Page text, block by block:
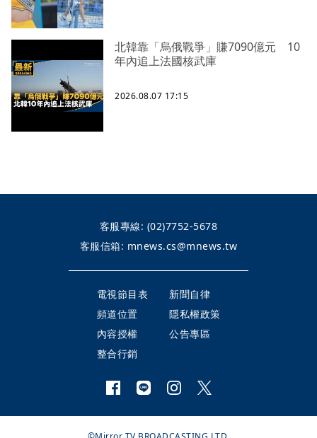
北韓靠「烏俄戰爭」賺7090億元 10
年內追上法國核武庫
2026.08.07 17:15
客服專線: (02)7752-5678
客服信箱: mnews.cs@mnews.tw
電視節目表
新聞自律
頻道位置
隱私權政策
內容授權
公告專區
整合行銷